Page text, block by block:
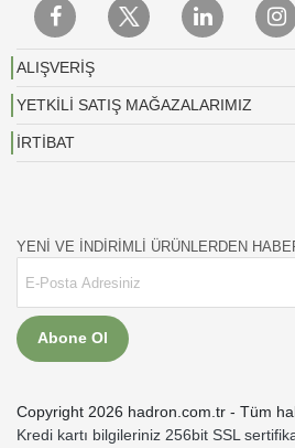
ALIŞVERİŞ
YETKİLİ SATIŞ MAĞAZALARIMIZ
İRTİBAT
YENİ VE İNDİRİMLİ ÜRÜNLERDEN
Abone Ol
Copyright 2026 hadron.com.tr - Tüm
Kredi kartı bilgileriniz 256bit SSL